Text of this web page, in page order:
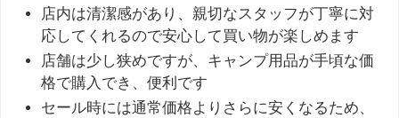
店内は清潔感があり、親切なスタッフが丁寧に対
応してくれるので安心して買い物が楽しめます
店舗は少し狭めですが、キャンプ用品が手頃な価
格で購入でき、便利です
セール時には通常価格よりさらに安くなるため、